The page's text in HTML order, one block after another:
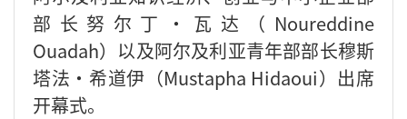
部长努尔丁·瓦达（Noureddine
Ouadah）以及阿尔及利亚青年部部长穆斯
塔法·希道伊（Mustapha Hidaoui）出席
开幕式。